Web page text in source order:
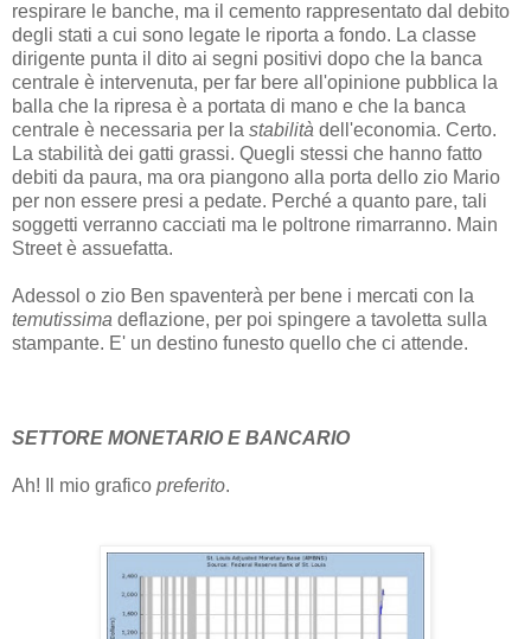
respirare le banche, ma il cemento rappresentato dal debito
degli stati a cui sono legate le riporta a fondo. La classe
dirigente punta il dito ai segni positivi dopo che la banca
centrale è intervenuta, per far bere all'opinione pubblica la
balla che la ripresa è a portata di mano e che la banca
centrale è necessaria per la stabilità dell'economia. Certo.
La stabilità dei gatti grassi. Quegli stessi che hanno fatto
debiti da paura, ma ora piangono alla porta dello zio Mario
per non essere presi a pedate. Perché a quanto pare, tali
soggetti verranno cacciati ma le poltrone rimarranno. Main
Street è assuefatta.
Adessol o zio Ben spaventerà per bene i mercati con la
temutissima deflazione, per poi spingere a tavoletta sulla
stampante. E' un destino funesto quello che ci attende.
SETTORE MONETARIO E BANCARIO
Ah! Il mio grafico preferito.